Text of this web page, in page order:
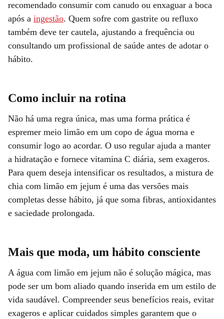
recomendado consumir com canudo ou enxaguar a boca
após a ingestão. Quem sofre com gastrite ou refluxo
também deve ter cautela, ajustando a frequência ou
consultando um profissional de saúde antes de adotar o
hábito.
Como incluir na rotina
Não há uma regra única, mas uma forma prática é
espremer meio limão em um copo de água morna e
consumir logo ao acordar. O uso regular ajuda a manter
a hidratação e fornece vitamina C diária, sem exageros.
Para quem deseja intensificar os resultados, a mistura de
chia com limão em jejum é uma das versões mais
completas desse hábito, já que soma fibras, antioxidantes
e saciedade prolongada.
Mais que moda, um hábito consciente
A água com limão em jejum não é solução mágica, mas
pode ser um bom aliado quando inserida em um estilo de
vida saudável. Compreender seus benefícios reais, evitar
exageros e aplicar cuidados simples garantem que o